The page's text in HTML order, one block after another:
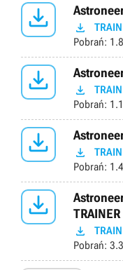
 
Pobrań:
 
Pobrań:
 
Pobrań:

TRAINER

Pobrań: